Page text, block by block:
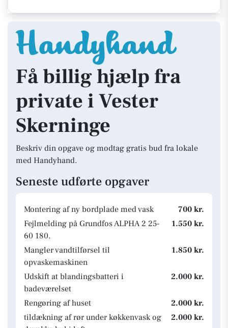
Få billig hjælp fra
private i Vester
Skerninge
Beskriv din opgave og modtag gratis bud fra lokale
med Handyhand.
Seneste udførte opgaver
Montering af ny bordplade med vask
700 kr.
Fejlmelding på Grundfos ALPHA 2 25-
60 180.
1.550 kr.
Mangler vandtilførsel til
opvaskemaskinen
1.850 kr.
Udskift at blandingsbatteri i
badeværelset
2.000 kr.
Rengøring af huset
2.000 kr.
tildækning af rør under køkkenvask og
2.000 kr.